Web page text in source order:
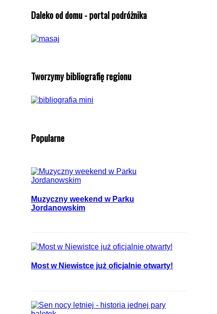
Daleko od domu - portal podróżnika
Tworzymy bibliografię regionu
Popularne
Muzyczny weekend w Parku
Jordanowskim
Most w Niewistce już oficjalnie otwarty!